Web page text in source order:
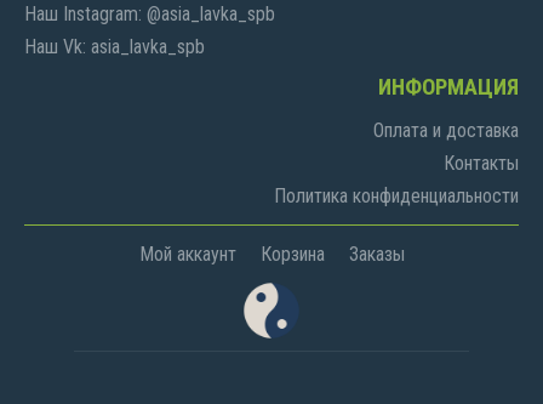
Наш Instagram: @asia_lavka_spb
Наш Vk: asia_lavka_spb
ИНФОРМАЦИЯ
Оплата и доставка
Контакты
Политика конфиденциальности
Мой аккаунт Корзина Заказы